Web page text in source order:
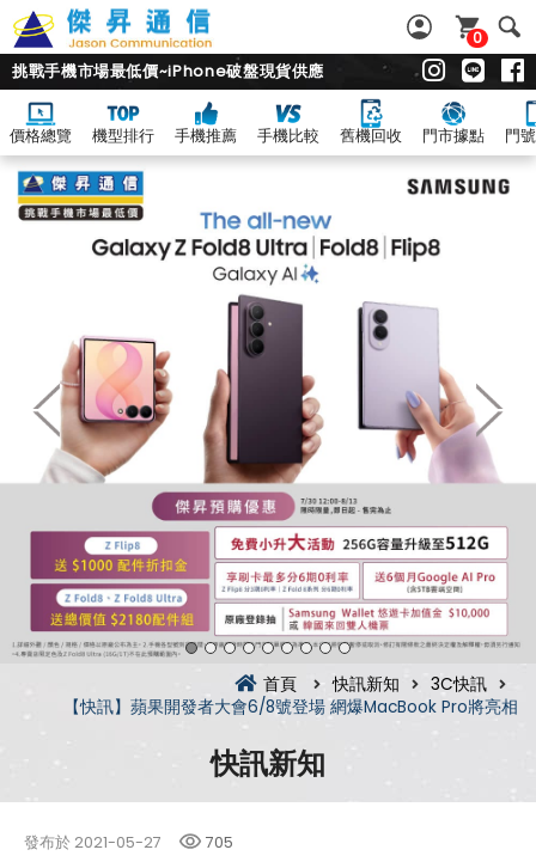
0
挑戰手機市場最低價~iPhone破盤現貨供應
價格總覽 機型排行 手機推薦 手機比較 舊機回收 門市據點 門
首頁 快訊新知
3C快訊
【快訊】蘋果開發者大會6/8號登場 網爆MacBook Pro將亮相
快訊新知
發布於 2021-05-27 705